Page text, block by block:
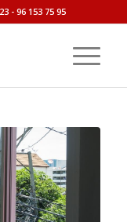
- 96 153 75 95